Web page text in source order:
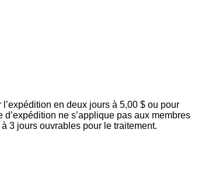
en deux jours à 5,00 $ ou pour
ne s’applique pas aux membres
3 jours ouvrables pour le traitement.